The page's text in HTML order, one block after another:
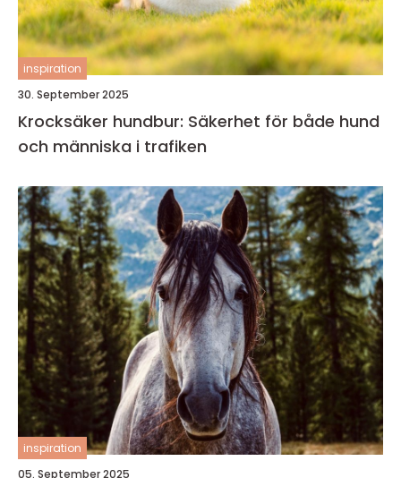
inspiration
30. September 2025
Krocksäker hundbur: Säkerhet för både hund
och människa i trafiken
inspiration
05. September 2025